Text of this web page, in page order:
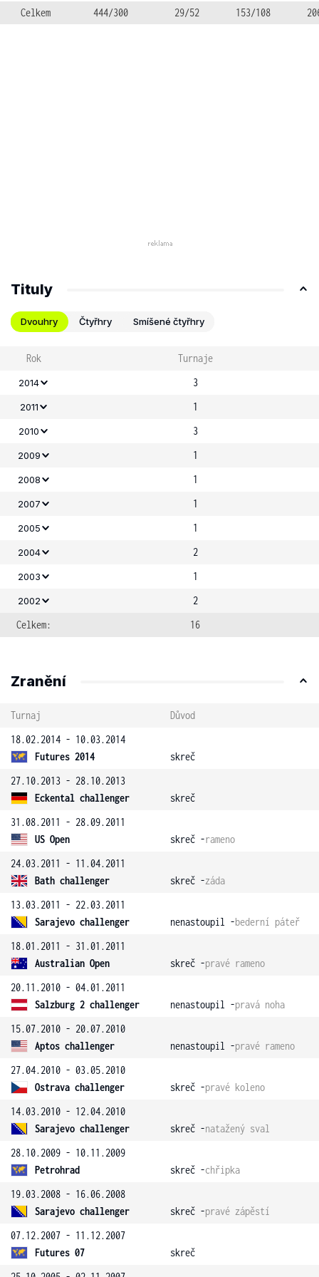
Celkem
444/300 29/52 153/108
Tituly
Dvouhry Čtyřhry Smíšené čtyřhry
Rok Turnaje
2014 3
2011 1
2010 3
2009 1
2008 1
2007 1
2005 1
2004 2
2003 1
2002
2
Celkem:
16
Zranění
Turnaj
Důvod
18.02.2014 - 10.03.2014
Futures 2014
skreč
27.10.2013 - 28.10.2013
Eckental challenger
skreč
31.08.2011 - 28.09.2011
US Open
skreč -rameno
24.03.2011 - 11.04.2011
Bath challenger
skreč -záda
13.03.2011 - 22.03.2011
Sarajevo challenger
nenastoupil -bederní páteř
18.01.2011 - 31.01.2011
Australian Open
skreč -pravé rameno
20.11.2010 - 04.01.2011
Salzburg 2 challenger
nenastoupil -pravá noha
15.07.2010 - 20.07.2010
Aptos challenger
nenastoupil -pravé rameno
27.04.2010 - 03.05.2010
Ostrava challenger
skreč -pravé koleno
14.03.2010 - 12.04.2010
Sarajevo challenger
skreč -natažený sval
28.10.2009 - 10.11.2009
Petrohrad
skreč -chřipka
19.03.2008 - 16.06.2008
Sarajevo challenger
skreč -pravé zápěstí
07.12.2007 - 11.12.2007
Futures 07
skreč